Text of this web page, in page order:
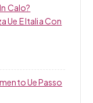
Calo?
Ue E Italia Con
Ue Passo